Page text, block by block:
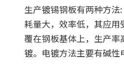
生产镀锡钢板有两种方
耗量大，效率低，其应
覆在钢板基体上，生产
镀。电镀方法主要有碱性